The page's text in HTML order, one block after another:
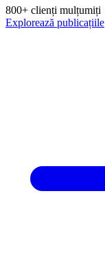
800+ clienți mulțumiți
Explorează publicațiile